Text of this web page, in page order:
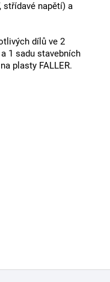
střídavé napětí) a
dílů ve 2
1 sadu stavebních
na plasty FALLER.